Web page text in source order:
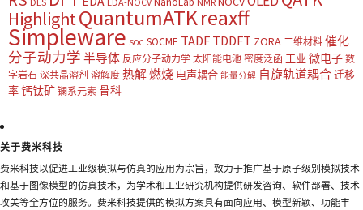
HighlightQuantumATKreaxff
Simpleware SOC SOCME TADF TDDFT ZORA 二维材料 催化
分子动力学 半导体 反应分子动力学 太阳能电池 密度泛函 工业 微电子 数
字岩石 深共晶溶剂 溶解度 热解燃烧 电声耦合 能量分解 自旋轨道耦合迁移
率钙钛矿 镧系元素 骨科
关于费米科技
费米科技以促进工业级模拟与仿真的应用为宗旨，致力于推广基于原子级别模拟技术
和基于图像模型的仿真技术，为学术和工业研究机构提供研发咨询、软件部署、技术
攻关等全方位的服务。费米科技提供的模拟方案具有面向应用、模型新颖、功能丰